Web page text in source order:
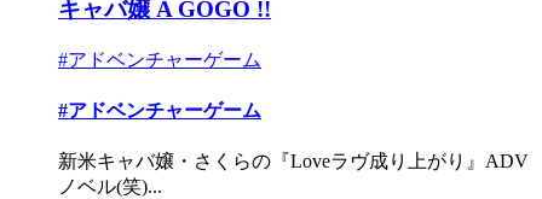
キャバ嬢 A GOGO !!
#アドベンチャーゲーム
#アドベンチャーゲーム
新米キャバ嬢・さくらの『Loveラヴ成り上がり』ADV
ノベル(笑)...